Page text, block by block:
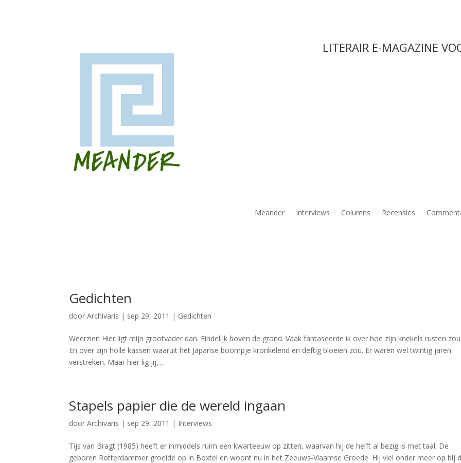
LITERAIR E-MAGAZINE
Meander Interviews Columns Recensies
Gedichten
doorArchivaris | sep 29, 2011 | Gedichten
Weerzien Hier ligt mijn grootvader dan. Eindelijk boven de grond. Vaak fantaseerde ik over hoe zijn knekels rusten
En over zijn holle kassen waaruit het Japanse boompje kronkelend en deftig bloeien zou. Er waren wel twintig jaren
verstreken. Maar hier lig jij,...
Stapels papier die de wereld ingaan
doorArchivaris | sep 29, 2011 | Interviews
Tijs van Bragt (1985) heeft er inmiddels ruim een kwarteeuw op zitten, waarvan hij de helft al bezig is met taal. De
geboren Rotterdammer groeide op in Boxtel en woont nu in het Zeeuws-Vlaamse Groede. Hij viel onder meer op bij